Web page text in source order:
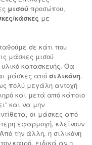
μισού προσώπου,
κάσκες με
σε κάτι που
μάσκες μισού
κατασκευής. Θα
μάσκες από σιλικόνη.
πολύ μεγάλη αντοχή
και μετά από κάποιο
και να μην
οι μάσκες από
εφαρμογή, κλείνουν
την άλλη, η σιλικόνη
καιρό, ειδικά αν η